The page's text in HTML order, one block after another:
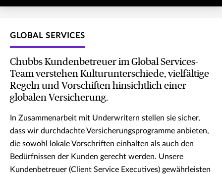
GLOBAL SERVICES
Chubbs Kundenbetreuer im Global Services-
Team verstehen Kulturunterschiede, vielfältige
Regeln und Vorschiften hinsichtlich einer
globalen Versicherung.
In Zusammenarbeit mit Underwritern stellen sie sicher,
dass wir durchdachte Versicherungsprogramme anbieten,
die sowohl lokale Vorschriften einhalten als auch den
Bedürfnissen der Kunden gerecht werden. Unsere
Kundenbetreuer (Client Service Executives) gewährleisten